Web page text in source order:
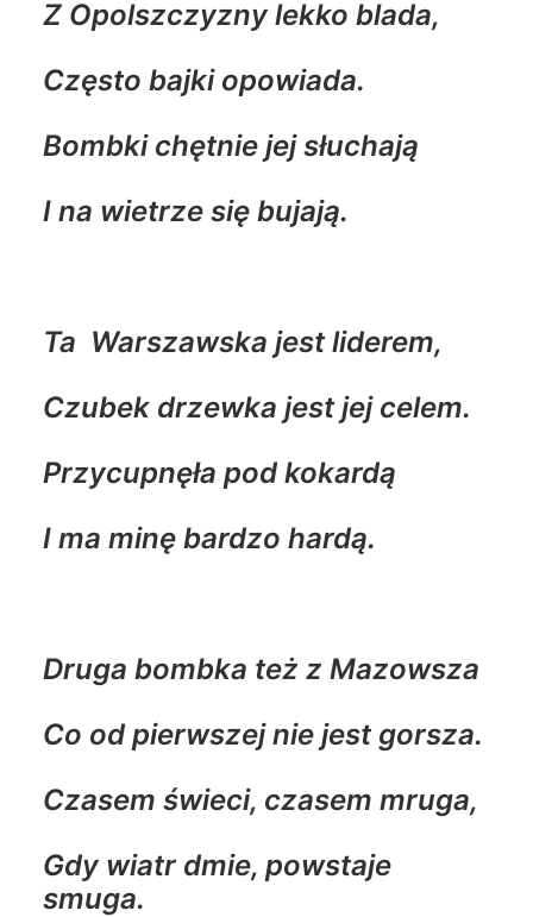
Z Opolszczyzny lekko blada,
Często bajki opowiada.
Bombki chętnie jej słuchają
I na wietrze się bujają.
Ta Warszawska jest liderem,
Czubek drzewka jest jej celem.
Przycupnęła pod kokardą
I ma minę bardzo hardą.
Druga bombka też z Mazowsza
Co od pierwszej nie jest gorsza.
Czasem świeci, czasem mruga,
Gdy wiatr dmie, powstaje
smuga.